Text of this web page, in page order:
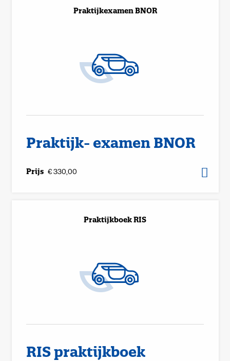
Praktijkexamen BNOR
Praktijk- examen BNOR
Prijs € 330,00
Praktijkboek RIS
RIS praktijkboek